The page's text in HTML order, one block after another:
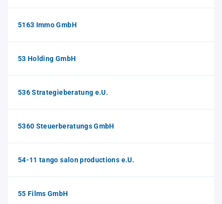
5163 Immo GmbH
53 Holding GmbH
536 Strategieberatung e.U.
5360 Steuerberatungs GmbH
54-11 tango salon productions e.U.
55 Films GmbH